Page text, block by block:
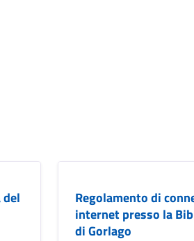
Regolamento di
internet presso la
di Gorlago